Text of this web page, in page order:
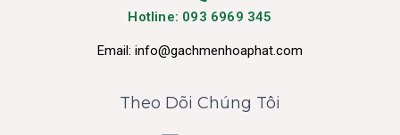
Hotline: 093 6969 345
Email: info@gachmenhoaphat.com
Theo Dõi Chúng Tôi